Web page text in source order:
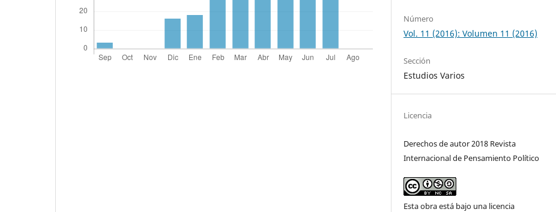
Número
Vol. 11 (2016): Volumen 11 (2016)
Sección
Estudios Varios
Licencia
Derechos de autor 2018 Revista
Internacional de Pensamiento Político
Esta obra está bajo una licencia